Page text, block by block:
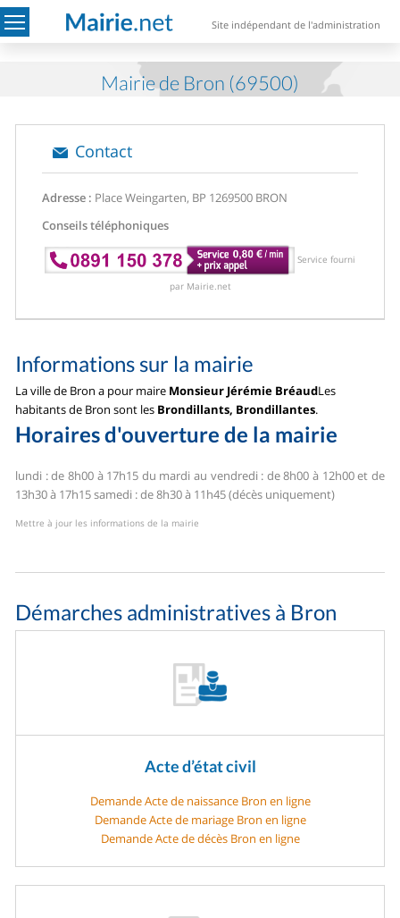
Site indépendant de l'administration
Mairie de Bron (69500)
Contact
Adresse : Place Weingarten, BP 1269500 BRON
Conseils téléphoniques
Service fourni
par Mairie.net
Informations sur la mairie
La ville de Bron a pour maire Monsieur Jérémie BréaudLes
habitants de Bron sont les Brondillants, Brondillantes.
Horaires d'ouverture de la mairie
lundi : de 8h00 à 17h15 du mardi au vendredi : de 8h00 à 12h00 et de
13h30 à 17h15samedi : de 8h30 à 11h45 (décès uniquement)
Mettre à jour les informations de la mairie
Démarches administratives à Bron
Acte d’état civil
Demande Acte de naissance Bron en ligne
Demande Acte de mariage Bron en ligne
Demande Acte de décès Bron en ligne